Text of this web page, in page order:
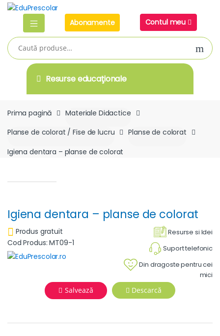
Skip
navigation
Skip
Abonamente
Contul meu
Caută
după:
Resurse educaţionale
Prima pagină
Materiale Didactice
Planse de colorat / Fise de lucru
Planse de colorat
Igiena dentara – planse de colorat
Igiena dentara – planse de colorat
Resurse si Idei
Suport telefonic
Din dragoste pentru cei
mici
Produs gratuit
Cod Produs: MT09-1
Salvează Descarcă